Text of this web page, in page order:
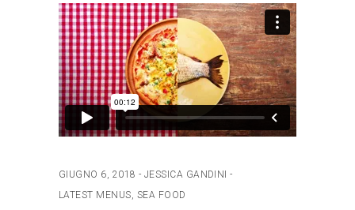
GIUGNO 6, 2018
JESSICA GANDINI
LATEST MENUS, SEA FOOD